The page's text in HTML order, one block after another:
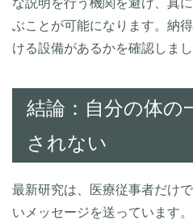
な説明を行う機関を避け、真
ぶことが可能になります。納
ける設備があるかを確認しまし
結論：自分の体の
されない
最新研究は、医療従事者だけ
いメッセージを送っています